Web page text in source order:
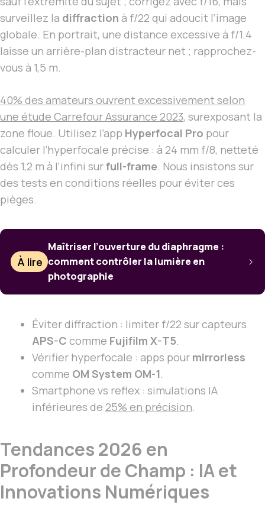
surveillez la diffraction à f/22 qui adoucit l’image
globale. En portrait, une distance excessive à f/1.4
laisse un arrière-plan distracteur net ; rapprochez-
vous à 1,5 m.
40% des amateurs ouvrent excessivement selon
une étude Carrefour Assurance 2023, surexposant la
zone floue. Utilisez l’app Hyperfocal Pro pour
calculer l’hyperfocale précise : à 24 mm f/8, netteté
dès 1,2 m à l’infini surfull-frame. Nous insistons sur
des tests en conditions réelles pour éviter ces
pièges.
À lire
Maîtriser l’ouverture du diaphragme :
comment contrôler la lumière en
photographie
Éviter diffraction : limiter f/22 sur capteurs
APS-C comme Fujifilm X-T5.
Vérifier hyperfocale : apps pour mirrorless
comme OM System OM-1.
Smartphone vs reflex : simulations IA
inférieures de 25% en précision.
Tendances 2026 en
Profondeur de Champ : IA et
Innovations Numériques